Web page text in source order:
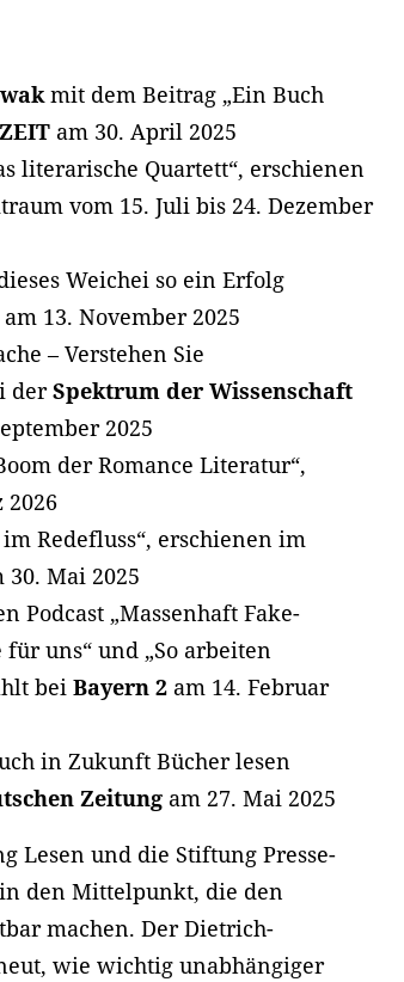
mit dem Beitrag „Ein Buch
am 30. April 2025
literarische Quartett“, erschienen
vom 15. Juli bis 24. Dezember
Weichei so ein Erfolg
am 13. November 2025
– Verstehen Sie
derSpektrum der Wissenschaft
2025
der Romance Literatur“,
2026
Redefluss“, erschienen im
30. Mai 2025
Podcast „Massenhaft Fake-
uns“ und „So arbeiten
beiBayern 2 am 14. Februar
in Zukunft Bücher lesen
Zeitung am 27. Mai 2025
Lesen und die Stiftung Presse-
den Mittelpunkt, die den
machen. Der Dietrich-
wie wichtig unabhängiger